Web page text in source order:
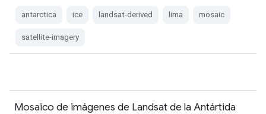
antarctica ice landsat-derived lima mosaic
satellite-imagery
Mosaico de imágenes de Landsat de la Antártida